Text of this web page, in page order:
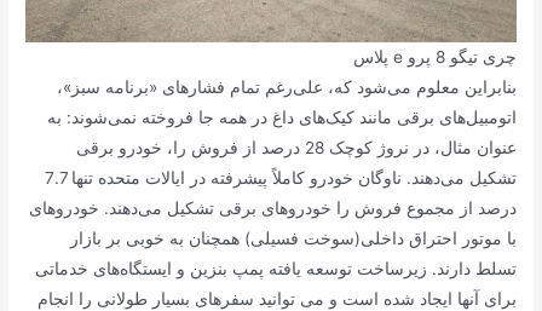
چری تیگو 8 پرو e پلاس
بنابراین معلوم می‌شود که، علی‌رغم تمام فشارهای «برنامه سبز»،
اتومبیل‌های برقی مانند کیک‌های داغ در همه جا فروخته نمی‌شوند: به
عنوان مثال، در نروژ کوچک 28 درصد از فروش را، خودرو برقی
تشکیل می‌دهند. ناوگان خودرو کاملاً پیشرفته در ایالات متحده تنها 7.7
درصد از مجموع فروش را خودروهای برقی تشکیل می‌دهند. خودروهای
با موتور احتراق داخلی(سوخت فسیلی) همچنان به خوبی بر بازار
تسلط دارند. زیرساخت توسعه یافته پمپ بنزین و ایستگاه‌های خدماتی
برای آنها ایجاد شده است و می توانید سفرهای بسیار طولانی را انجام